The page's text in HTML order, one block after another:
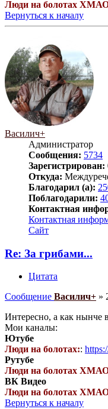
Люди на болотах
Вернуться к началу
Василич+
Администратор
Сообщения: 5734
Зарегистрирован:
Откуда:
Благодарил (а):
Поблагодарили:
Контактная
Контактная
Сайт
Re: За грибами...
Цитата
Сообщение Василич+ »
Интересно, а как нынче
Мои каналы:
Ютубе
Люди на болотах::
Рутубе
Люди на болотах
ВК Видео
Люди на болотах
Вернуться к началу